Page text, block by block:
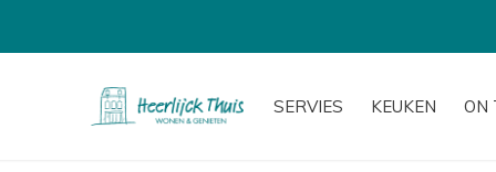
SERVIES KEUKEN ON